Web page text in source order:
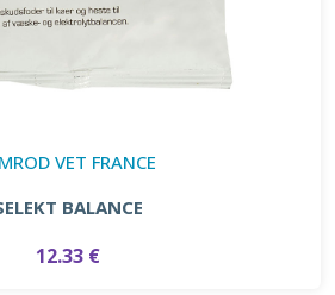
VET FRANCE
BALANCE
12.33 €